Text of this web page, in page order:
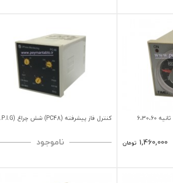
تایمر آنالوگ سوکتی (TOO1) ثانیه 6،30،60
1,460,000 تومان
کنترل فاز پیشرفته (PC48) شش چراغ (C.P.I.G)
ناموجود